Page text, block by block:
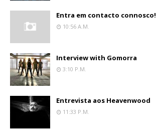
Entra em contacto connosco!
10:56 A.m.
Interview with Gomorra
3:10 P.m.
Entrevista aos Heavenwood
11:33 P.m.